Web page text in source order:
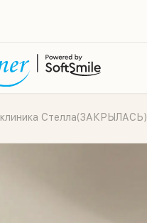
клиника Стелла(ЗАКРЫЛАСЬ)